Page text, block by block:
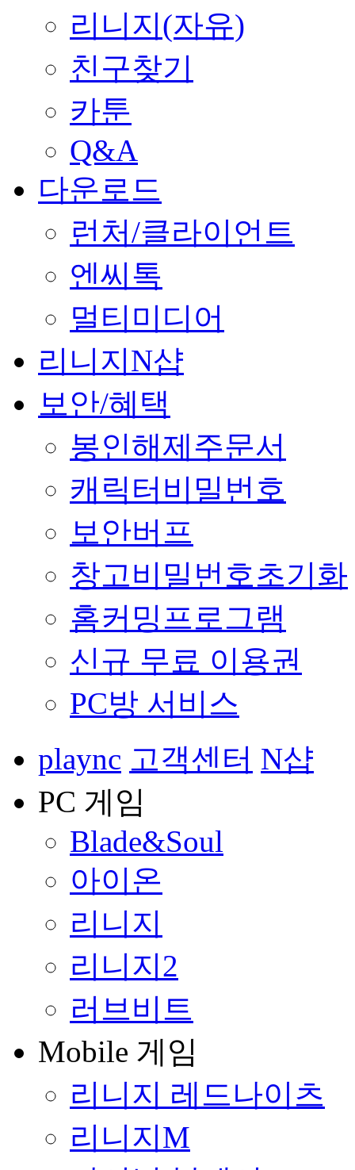
리니지(자유)
친구찾기
카툰
Q&A
다운로드
런처/클라이언트
엔씨톡
멀티미디어
리니지N샵
보안/혜택
봉인해제주문서
캐릭터비밀번호
보안버프
창고비밀번호초기화
홈커밍프로그램
신규 무료 이용권
PC방 서비스
plaync 고객센터 N샵
PC 게임
Blade&Soul
아이온
리니지
리니지2
러브비트
Mobile 게임
리니지 레드나이츠
리니지M